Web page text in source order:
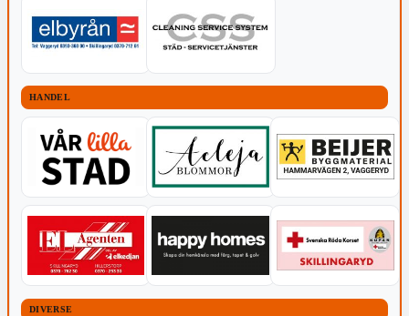
HANDEL
DIVERSE